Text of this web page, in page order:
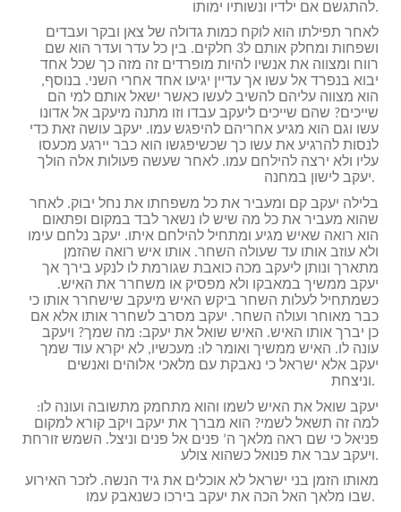
להתגשם אם ילדיו ונשותיו ימותו.
לאחר תפילתו הוא לוקח כמות גדולה של צאן ובקר ועבדים
ושפחות ומחלק אותם ל3 חלקים. בין כל עדר ועדר הוא שם
רווח ומצווה את אנשיו להיות מופרדים זה מזה כך שכל אחד
יבוא בנפרד אל עשו אך עדיין יגיעו אחד אחרי השני. בנוסף,
הוא מצווה עליהם להשיב לעשו כאשר ישאל אותם למי הם
שייכים? שהם שייכים ליעקב עבדו וזו מתנה מיעקב אל אדונו
עשו וגם הוא מגיע אחריהם להיפגש עמו. יעקב עושה זאת כדי
לנסות להרגיע את עשו כך שכשיפגשו הוא כבר יירגע מכעסו
עליו ולא ירצה להילחם עמו. לאחר שעשה פעולות אלה הולך
יעקב לישון במחנה.
בלילה יעקב קם ומעביר את כל משפחתו את נחל יבוק. לאחר
שהוא מעביר את כל מה שיש לו נשאר לבד במקום ופתאום
הוא רואה שאיש מגיע ומתחיל להילחם איתו. יעקב נלחם עימו
ולא עוזב אותו עד שעולה השחר. אותו איש רואה שהזמן
מתארך ונותן ליעקב מכה כואבת שגורמת לו לנקע בירך אך
יעקב ממשיך במאבקו ולא מפסיק או משחרר את האיש.
כשמתחיל לעלות השחר ביקש האיש מיעקב שישחרר אותו כי
כבר מאוחר ועולה השחר. יעקב מסרב לשחרר אותו אלא אם
כן יברך אותו האיש. האיש שואל את יעקב: מה שמך? ויעקב
עונה לו. האיש ממשיך ואומר לו: מעכשיו, לא יקרא עוד שמך
יעקב אלא ישראל כי נאבקת עם מלאכי אלוהים ואנשים
וניצחת.
למה זה תשאל לשמי? הוא מברך את יעקב ויקב קורא למקום
פניאל כי שם ראה מלאך ה’ פנים אל פנים וניצל. השמש זורחת
ויעקב עבר את פנואל כשהוא צולע.
מאותו הזמן בני ישראל לא אוכלים את גיד הנשה. לזכר האירוע
שבו מלאך האל הכה את יעקב בירכו כשנאבק עמו.